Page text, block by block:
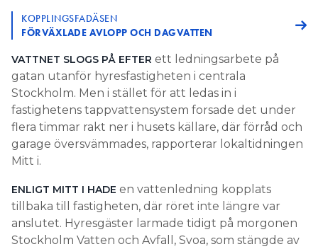
KOPPLINGSFADÄSEN
FÖRVÄXLADE AVLOPP OCH DAGVATTEN
VATTNET SLOGS PÅ EFTER ett ledningsarbete på
gatan utanför hyresfastigheten i centrala
Stockholm. Men i stället för att ledas in i
fastighetens tappvattensystem forsade det under
flera timmar rakt ner i husets källare, där förråd och
garage översvämmades, rapporterar lokaltidningen
Mitt i.
ENLIGT MITT I HADE en vattenledning kopplats
tillbaka till fastigheten, där röret inte längre var
anslutet. Hyresgäster larmade tidigt på morgonen
Stockholm Vatten och Avfall, Svoa, som stängde av